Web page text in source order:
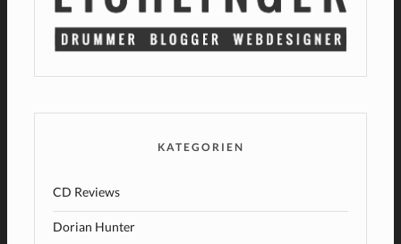
KATEGORIEN
CD Reviews
Dorian Hunter